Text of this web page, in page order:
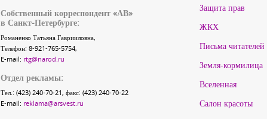
Собственный корреспондент «АВ»
в Санкт-Петербурге:
Романенко Татьяна Гаврииловна,
Телефон: 8-921-765-5754,
E-mail: rtg@narod.ru
Отдел рекламы:
Тел.: (423) 240-70-21, факс: (423) 240-70-22
E-mail: reklama@arsvest.ru
Защита прав
ЖКХ
Письма читателей
Земля-кормилица
Вселенная
Салон красоты